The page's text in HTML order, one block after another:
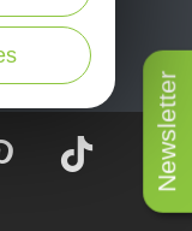
Newsletter